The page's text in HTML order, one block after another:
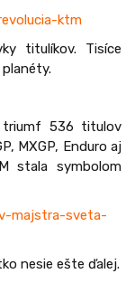
ktm
titulíkov. Tisíce
triumf 536 titulov
MXGP, Enduro aj
stala symbolom
majstra-sveta-
nesie ešte ďalej.